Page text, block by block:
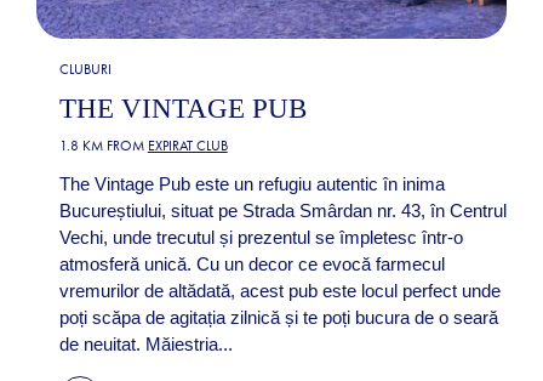
CLUBURI
THE VINTAGE PUB
1.8 KM FROM EXPIRAT CLUB
The Vintage Pub este un refugiu autentic în inima
Bucureștiului, situat pe Strada Smârdan nr. 43, în Centrul
Vechi, unde trecutul și prezentul se împletesc într-o
atmosferă unică. Cu un decor ce evocă farmecul
vremurilor de altădată, acest pub este locul perfect unde
poți scăpa de agitația zilnică și te poți bucura de o seară
de neuitat. Măiestria...